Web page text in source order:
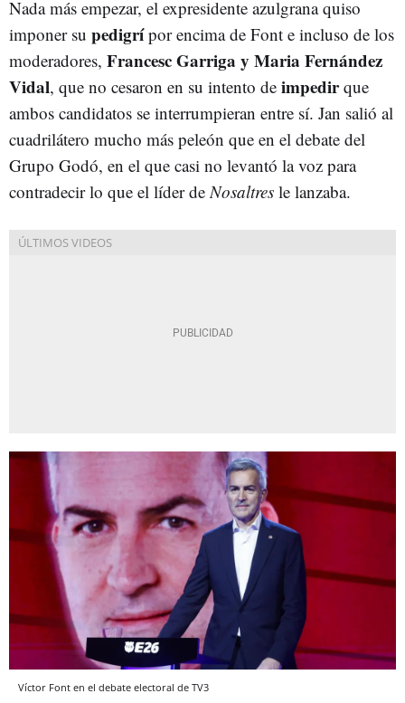
Nada más empezar, el expresidente azulgrana quiso
imponer su pedigrípor encima de Font e incluso de los
moderadores, Francesc Garriga y Maria Fernández
Vidal, que no cesaron en su intento de impedirque
ambos candidatos se interrumpieran entre sí. Jan salió al
cuadrilátero mucho más peleón que en el debate del
Grupo Godó, en el que casi no levantó la voz para
contradecir lo que el líder de Nosaltres le lanzaba.
Víctor Font en el debate electoral de TV3